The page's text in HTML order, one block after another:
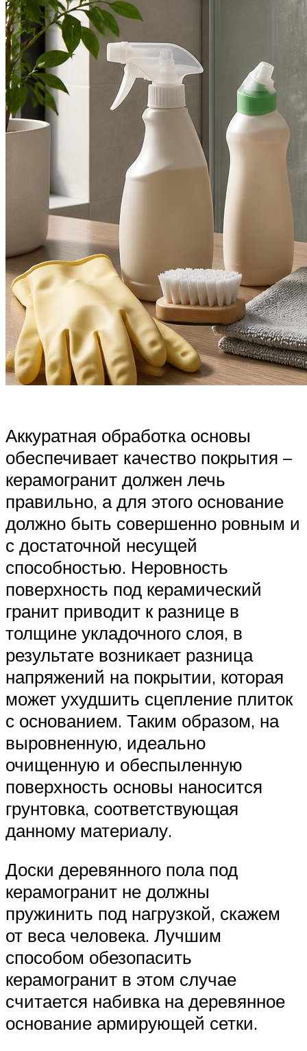
Аккуратная обработка основы
обеспечивает качество покрытия –
керамогранит должен лечь
правильно, а для этого основание
должно быть совершенно ровным и
с достаточной несущей
способностью. Неровность
поверхность под керамический
гранит приводит к разнице в
толщине укладочного слоя, в
результате возникает разница
напряжений на покрытии, которая
может ухудшить сцепление плиток
с основанием. Таким образом, на
выровненную, идеально
очищенную и обеспыленную
поверхность основы наносится
грунтовка, соответствующая
данному материалу.
Доски деревянного пола под
керамогранит не должны
пружинить под нагрузкой, скажем
от веса человека. Лучшим
способом обезопасить
керамогранит в этом случае
считается набивка на деревянное
основание армирующей сетки.